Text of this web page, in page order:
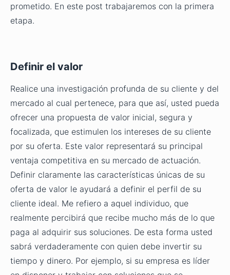
prometido. En este post trabajaremos con la primera
etapa.
Definir el valor
Realice una investigación profunda de su cliente y del
mercado al cual pertenece, para que así, usted pueda
ofrecer una propuesta de valor inicial, segura y
focalizada, que estimulen los intereses de su cliente
por su oferta. Este valor representará su principal
ventaja competitiva en su mercado de actuación.
Definir claramente las características únicas de su
oferta de valor le ayudará a definir el perfil de su
cliente ideal. Me refiero a aquel individuo, que
realmente percibirá que recibe mucho más de lo que
paga al adquirir sus soluciones. De esta forma usted
sabrá verdaderamente con quien debe invertir su
tiempo y dinero. Por ejemplo, si su empresa es líder